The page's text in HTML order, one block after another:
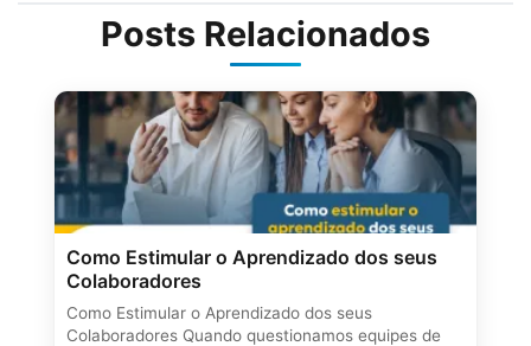
Posts Relacionados
Como Estimular o Aprendizado dos seus
Colaboradores
Como Estimular o Aprendizado dos seus
Colaboradores Quando questionamos equipes de